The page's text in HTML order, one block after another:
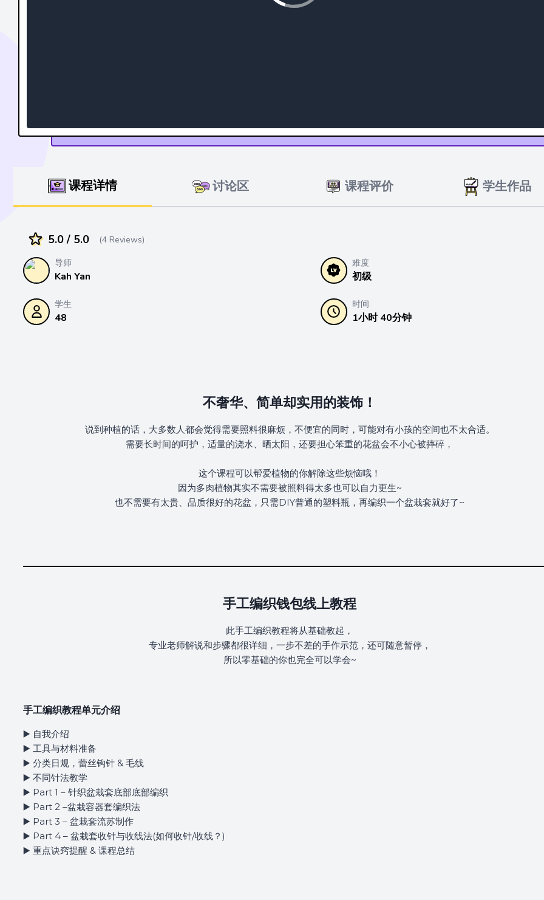
课程详情 讨论区 课程评价 学生作品
5.0 / 5.0
(4 Reviews)
导师
Kah Yan
难度
初级
学生
48
时间
1小时 40分钟
不奢华、简单却实用的装饰！
说到种植的话，大多数人都会觉得需要照料很麻烦，不便宜的同时，可能对有小孩的空间也不太合适。
需要长时间的呵护，适量的浇水、晒太阳，还要担心笨重的花盆会不小心被摔碎，
这个课程可以帮爱植物的你解除这些烦恼哦！
因为多肉植物其实不需要被照料得太多也可以自力更生~
也不需要有太贵、品质很好的花盆，只需DIY普通的塑料瓶，再编织一个盆栽套就好了~
手工编织钱包线上教程
此手工编织教程将从基础教起，
专业老师解说和步骤都很详细，一步不差的手作示范，还可随意暂停，
所以零基础的你也完全可以学会~
手工编织教程单元介绍
▶️ 自我介绍
▶️ 工具与材料准备
▶️ 分类日规，蕾丝钩针 & 毛线
▶️ 不同针法教学
▶️ Part 1 – 针织盆栽套底部底部编织
▶️ Part 2 –盆栽容器套编织法
▶️ Part 3 – 盆栽套流苏制作
▶️ Part 4 – 盆栽套收针与收线法(如何收针/收线？)
▶️ 重点诀窍提醒 & 课程总结